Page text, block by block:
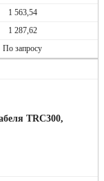
1 563,54
1 287,62
По запросу
TRC300,